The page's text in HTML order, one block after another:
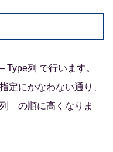
Type列 で行います。
定にかなわない通り、
の順に高くなりま